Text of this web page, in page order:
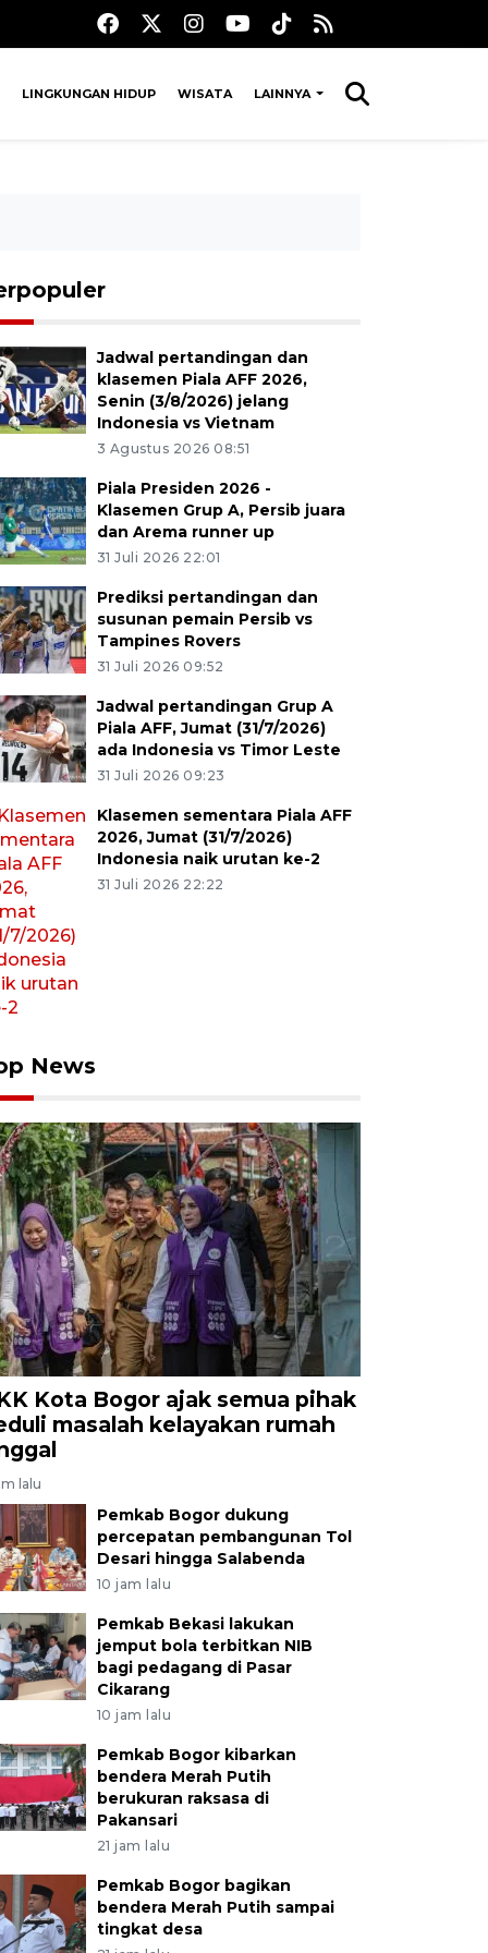
LINGKUNGAN HIDUP WISATA LAINNYA
Jadwal pertandingan dan
klasemen Piala AFF 2026,
Senin (3/8/2026) jelang
Indonesia vs Vietnam
3 Agustus 2026 08:51
Piala Presiden 2026 -
Klasemen Grup A, Persib juara
dan Arema runner up
31 Juli 2026 22:01
Prediksi pertandingan dan
susunan pemain Persib vs
Tampines Rovers
31 Juli 2026 09:52
Jadwal pertandingan Grup A
Piala AFF, Jumat (31/7/2026)
ada Indonesia vs Timor Leste
31 Juli 2026 09:23
Klasemen sementara Piala AFF
2026, Jumat (31/7/2026)
Indonesia naik urutan ke-2
31 Juli 2026 22:22
News
Kota Bogor ajak semua pihak
masalah kelayakan rumah
lalu
Pemkab Bogor dukung
percepatan pembangunan Tol
Desari hingga Salabenda
10 jam lalu
Pemkab Bekasi lakukan
jemput bola terbitkan NIB
bagi pedagang di Pasar
Cikarang
10 jam lalu
Pemkab Bogor kibarkan
bendera Merah Putih
berukuran raksasa di
Pakansari
21 jam lalu
Pemkab Bogor bagikan
bendera Merah Putih sampai
tingkat desa